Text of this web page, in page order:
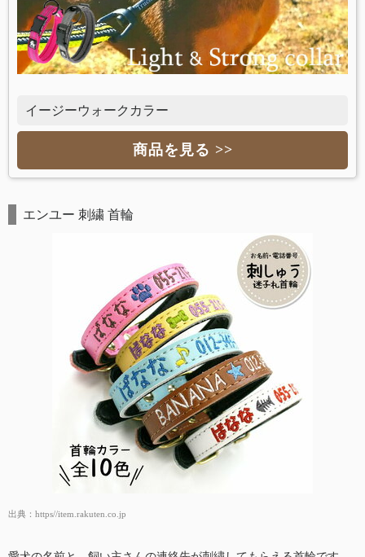
イージーウォークカラー
商品を見る >>
エンユー 刺繍 首輪
出典： https//item.rakuten.co.jp